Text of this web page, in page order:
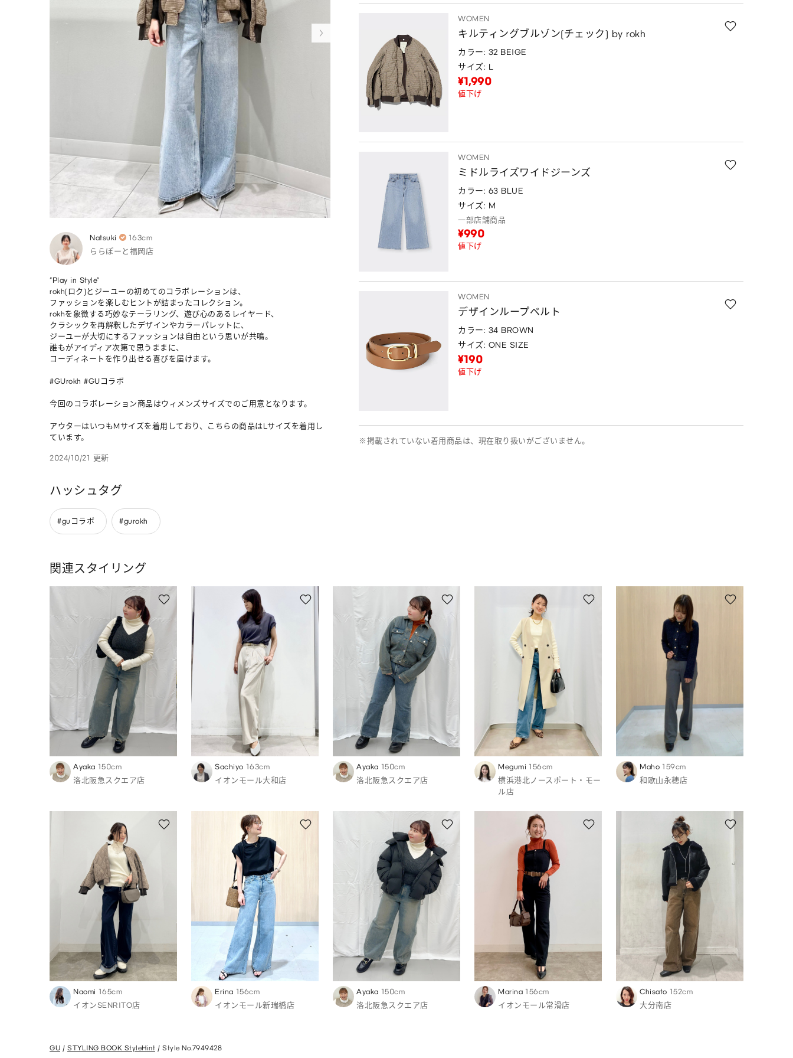
Natsuki
163cm
ららぽーと福岡店
“Play in Style”
rokh(ロク)とジーユーの初めてのコラボレーションは、
ファッションを楽しむヒントが詰まったコレクション。
rokhを象徴する巧妙なテーラリング、遊び心のあるレイヤード、
クラシックを再解釈したデザインやカラーパレットに、
ジーユーが大切にするファッションは自由という思いが共鳴。
誰もがアイディア次第で思うままに、
コーディネートを作り出せる喜びを届けます。
#GUrokh #GUコラボ
今回のコラボレーション商品はウィメンズサイズでのご用意となります。
アウターはいつもMサイズを着用しており、こちらの商品はLサイズを着用し
ています。
2024/10/21 更新
WOMEN
キルティングブルゾン(チェック) by rokh
カラー: 32 BEIGE
サイズ: L
¥1,990
値下げ
WOMEN
ミドルライズワイドジーンズ
カラー: 63 BLUE
サイズ: M
一部店舗商品
¥990
値下げ
WOMEN
デザインループベルト
カラー: 34 BROWN
サイズ: ONE SIZE
¥190
値下げ
※掲載されていない着用商品は、現在取り扱いがございません。
ハッシュタグ
#guコラボ #gurokh
関連スタイリング
Ayaka 150cm
洛北阪急スクエア店
Sachiyo 163cm
イオンモール大和店
Ayaka 150cm
洛北阪急スクエア店
Megumi 156cm
横浜港北ノースポート・モー
ル店
Maho 159cm
和歌山永穂店
Naomi 165cm
イオンSENRITO店
Erina 156cm
イオンモール新瑞橋店
Ayaka 150cm
洛北阪急スクエア店
Marina 156cm
イオンモール常滑店
Chisato 152cm
大分南店
GU STYLING BOOK StyleHint Style No.7949428